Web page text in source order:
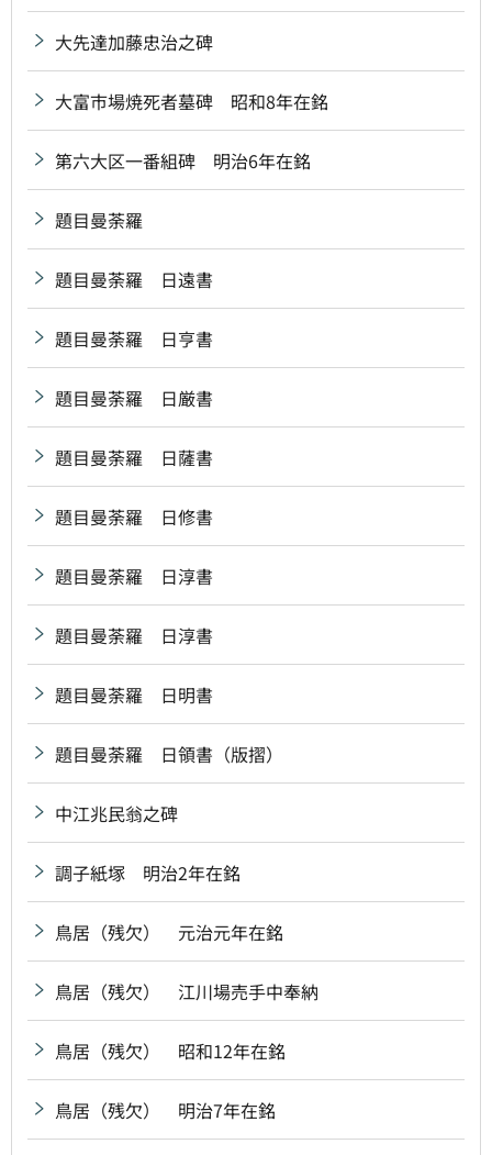
大先達加藤忠治之碑
大富市場焼死者墓碑 昭和8年在銘
第六大区一番組碑 明治6年在銘
題目曼荼羅
題目曼荼羅 日遠書
題目曼荼羅 日亨書
題目曼荼羅 日厳書
題目曼荼羅 日薩書
題目曼荼羅 日修書
題目曼荼羅 日淳書
題目曼荼羅 日淳書
題目曼荼羅 日明書
題目曼荼羅 日領書（版摺）
中江兆民翁之碑
調子紙塚 明治2年在銘
鳥居（残欠） 元治元年在銘
鳥居（残欠） 江川場売手中奉納
鳥居（残欠） 昭和12年在銘
鳥居（残欠） 明治7年在銘